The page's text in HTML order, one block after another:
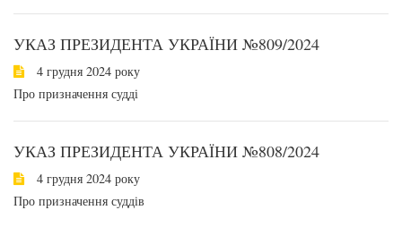
УКАЗ ПРЕЗИДЕНТА УКРАЇНИ №809/2024
4 грудня 2024 року
Про призначення судді
УКАЗ ПРЕЗИДЕНТА УКРАЇНИ №808/2024
4 грудня 2024 року
Про призначення суддів